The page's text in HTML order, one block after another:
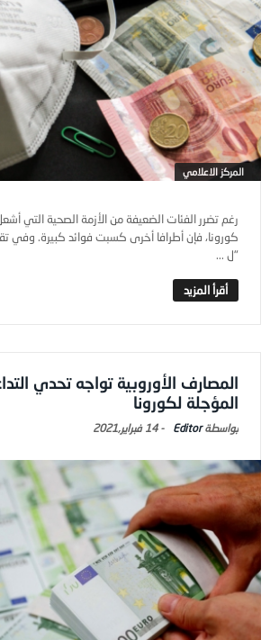
المركز الاعلامي
رغم تضرر الفئات الضعيفة من الأزمة الصحية التي
كورونا، فإن أطرافا أخرى كسبت فوائد كبيرة. وفي
"ل ...
المصارف الأوروبية تواجه تحدي
المؤجلة لكورونا
Editor
-14 فبراير,2021